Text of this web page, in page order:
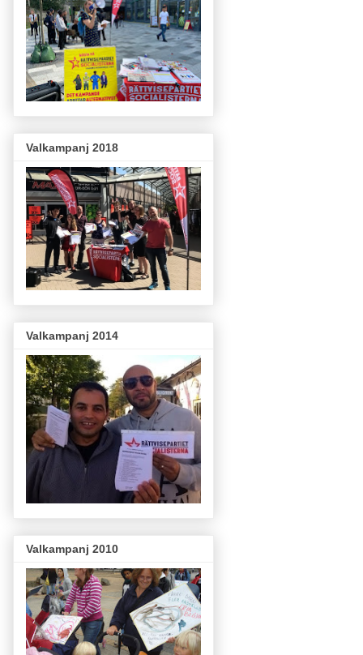
Valkampanj 2018
Valkampanj 2014
Valkampanj 2010